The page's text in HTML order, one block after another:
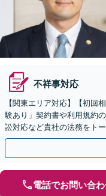
不祥事対応
【関東エリア対応】【初回
験あり」契約書や利用規約
訟対応など貴社の法務をト
問対応／顧問契約月額1万
電話でお問い合